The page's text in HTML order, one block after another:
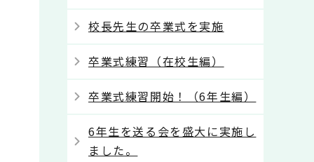
校長先生の卒業式を実施
卒業式練習（在校生編）
卒業式練習開始！（6年生編）
6年生を送る会を盛大に実施し
ました。